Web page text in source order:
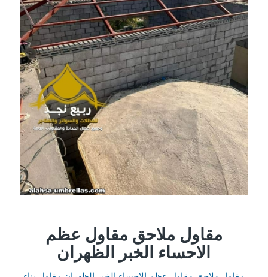
مقاول ملاحق مقاول عظم
الاحساء الخبر الظهران